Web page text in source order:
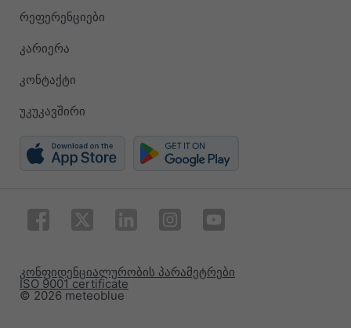
რეფერენციები
კარიერა
კონტაქტი
უკუკავშირი
© 2026 meteoblue
ISO 9001 certificate
კონფიდენციალურობის პარამეტრები